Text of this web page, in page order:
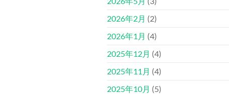
2026年2月 (2)
2026年1月 (4)
2025年12月 (4)
2025年11月 (4)
2025年10月 (5)